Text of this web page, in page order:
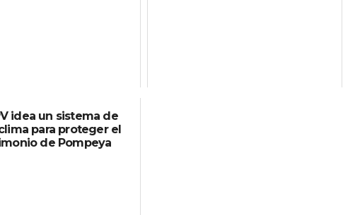
idea un sistema de
para proteger el
de Pompeya